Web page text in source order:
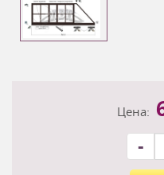
Цена:
-